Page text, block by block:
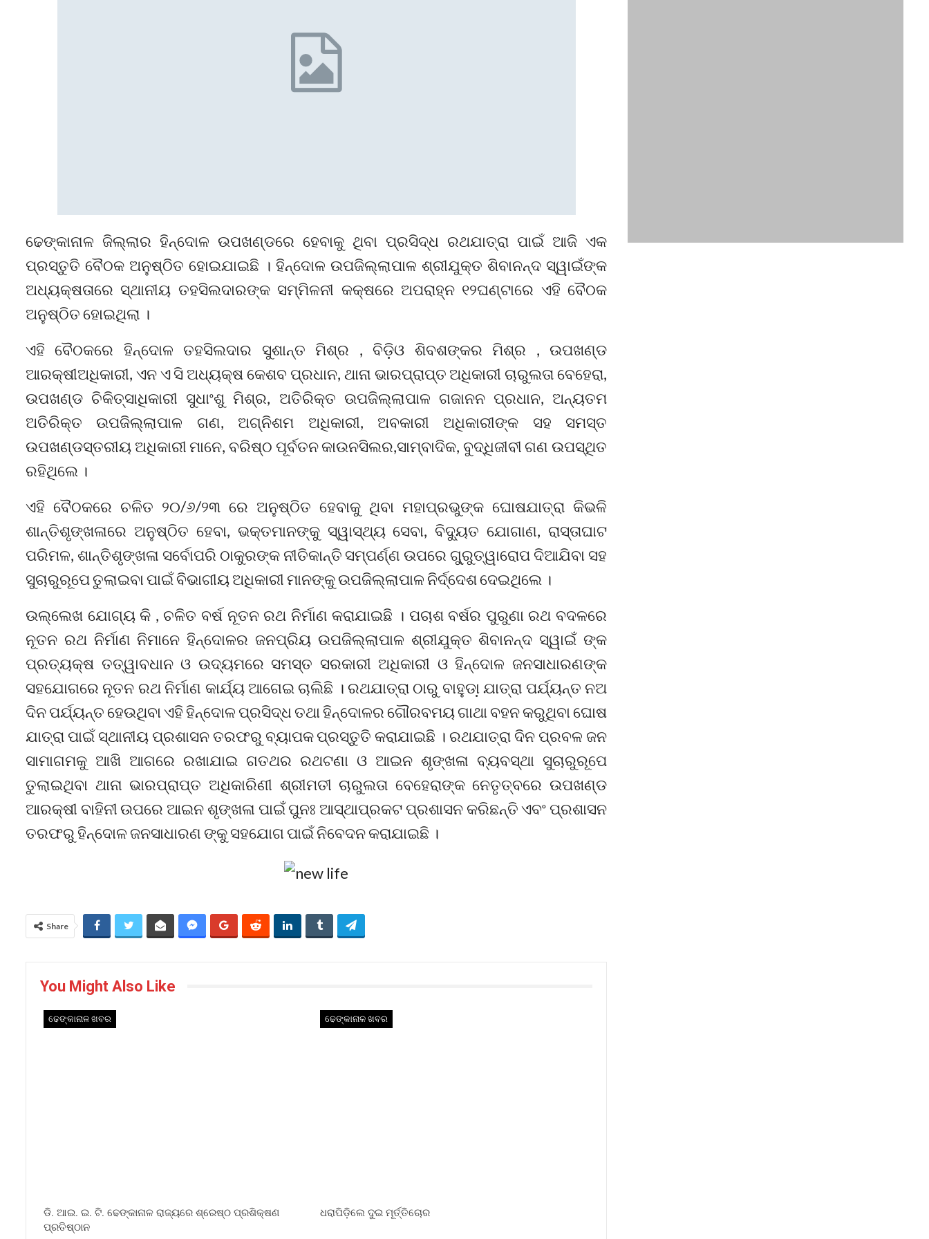
ଢେଙ୍କାନାଳ ଜିଲ୍ଲାର ହିନ୍ଦୋଳ ଉପଖଣ୍ଡରେ ହେବାକୁ ଥିବା ପ୍ରସିଦ୍ଧ ରଥଯାତ୍ରା ପାଇଁ ଆଜି ଏକ
ପ୍ରସ୍ତୁତି ବୈଠକ ଅନୁଷ୍ଠିତ ହୋଇଯାଇଛି । ହିନ୍ଦୋଳ ଉପଜିଲ୍ଲାପାଳ ଶ୍ରୀଯୁକ୍ତ ଶିବାନନ୍ଦ ସ୍ୱାଇଁଙ୍କ
ଅଧ୍ୟକ୍ଷତାରେ ସ୍ଥାନୀୟ ତହସିଲଦାରଙ୍କ ସମ୍ମିଳନୀ କକ୍ଷରେ ଅପରାହ୍ନ ୧୨ଘଣ୍ଟାରେ ଏହି ବୈଠକ
ଅନୁଷ୍ଠିତ ହୋଇଥିଲା ।
ଏହି ବୈଠକରେ ହିନ୍ଦୋଳ ତହସିଲଦାର ସୁଶାନ୍ତ ମିଶ୍ର , ବିଡ଼ିଓ ଶିବଶଙ୍କର ମିଶ୍ର , ଉପଖଣ୍ଡ
ଆରକ୍ଷୀଅଧିକାରୀ, ଏନ ଏ ସି ଅଧ୍ୟକ୍ଷ କେଶବ ପ୍ରଧାନ, ଥାନା ଭାରପ୍ରାପ୍ତ ଅଧିକାରୀ ଚାରୁଲତା ବେହେରା,
ଉପଖଣ୍ଡ ଚିକିତ୍ସାଧିକାରୀ ସୁଧାଂଶୁ ମିଶ୍ର, ଅତିରିକ୍ତ ଉପଜିଲ୍ଲାପାଳ ଗଜାନନ ପ୍ରଧାନ, ଅନ୍ୟତମ
ଅତିରିକ୍ତ ଉପଜିଲ୍ଲାପାଳ ଗଣ, ଅଗ୍ନିଶମ ଅଧିକାରୀ, ଅବକାରୀ ଅଧିକାରୀଙ୍କ ସହ ସମସ୍ତ
ଉପଖଣ୍ଡସ୍ତରୀୟ ଅଧିକାରୀ ମାନେ, ବରିଷ୍ଠ ପୂର୍ବତନ କାଉନସିଲର,ସାମ୍ବାଦିକ, ବୁଦ୍ଧିଜୀବୀ ଗଣ ଉପସ୍ଥିତ
ରହିଥିଲେ ।
ଏହି ବୈଠକରେ ଚଳିତ ୨୦/୬/୨୩ ରେ ଅନୁଷ୍ଠିତ ହେବାକୁ ଥିବା ମହାପ୍ରଭୁଙ୍କ ଘୋଷଯାତ୍ରା କିଭଳି
ଶାନ୍ତିଶୃଙ୍ଖଳାରେ ଅନୁଷ୍ଠିତ ହେବା, ଭକ୍ତମାନଙ୍କୁ ସ୍ୱାସ୍ଥ୍ୟ ସେବା, ବିଦ୍ୟୁତ ଯୋଗାଣ, ରାସ୍ତାଘାଟ
ପରିମଳ, ଶାନ୍ତିଶୃଙ୍ଖଳା ସର୍ବୋପରି ଠାକୁରଙ୍କ ନୀତିକାନ୍ତି ସମ୍ପର୍ଣ୍ଣ ଉପରେ ଗୁ୍ରୁତ୍ୱାରୋପ ଦିଆଯିବା ସହ
ସୁଚାରୁରୂପେ ତୁଲାଇବା ପାଇଁ ବିଭାଗୀୟ ଅଧିକାରୀ ମାନଙ୍କୁ ଉପଜିଲ୍ଲାପାଳ ନିର୍ଦ୍ଦେଶ ଦେଇଥିଲେ ।
ଉଲ୍ଲେଖ ଯୋଗ୍ୟ କି , ଚଳିତ ବର୍ଷ ନୂତନ ରଥ ନିର୍ମାଣ କରାଯାଇଛି । ପଚାଶ ବର୍ଷର ପୁରୁଣା ରଥ ବଦଳରେ
ନୂତନ ରଥ ନିର୍ମାଣ ନିମାନେ ହିନ୍ଦୋଳର ଜନପ୍ରିୟ ଉପଜିଲ୍ଲାପାଳ ଶ୍ରୀଯୁକ୍ତ ଶିବାନନ୍ଦ ସ୍ୱାଇଁ ଙ୍କ
ପ୍ରତ୍ୟକ୍ଷ ତତ୍ୱାବଧାନ ଓ ଉଦ୍ୟମରେ ସମସ୍ତ ସରକାରୀ ଅଧିକାରୀ ଓ ହିନ୍ଦୋଳ ଜନସାଧାରଣଙ୍କ
ସହଯୋଗରେ ନୂତନ ରଥ ନିର୍ମାଣ କାର୍ଯ୍ୟ ଆଗେଇ ଚାଲିଛି । ରଥଯାତ୍ରା ଠାରୁ ବାହୁଡା଼ ଯାତ୍ରା ପର୍ଯ୍ୟନ୍ତ ନଅ
ଦିନ ପର୍ଯ୍ୟନ୍ତ ହେଉଥିବା ଏହି ହିନ୍ଦୋଳ ପ୍ରସିଦ୍ଧ ତଥା ହିନ୍ଦୋଳର ଗୌରବମୟ ଗାଥା ବହନ କରୁଥିବା ଘୋଷ
ଯାତ୍ରା ପାଇଁ ସ୍ଥାନୀୟ ପ୍ରଶାସନ ତରଫରୁ ବ୍ୟାପକ ପ୍ରସ୍ତୁତି କରାଯାଇଛି । ରଥଯାତ୍ରା ଦିନ ପ୍ରବଳ ଜନ
ସାମାଗମକୁ ଆଖି ଆଗରେ ରଖାଯାଇ ଗତଥର ରଥଟଣା ଓ ଆଇନ ଶୃଙ୍ଖଳା ବ୍ୟବସ୍ଥା ସୁଚାରୁରୂପେ
ତୁଲାଇଥିବା ଥାନା ଭାରପ୍ରାପ୍ତ ଅଧିକାରିଣୀ ଶ୍ରୀମତୀ ଚାରୁଲତା ବେହେରାଙ୍କ ନେତୃତ୍ବରେ ଉପଖଣ୍ଡ
ଆରକ୍ଷୀ ବାହିନୀ ଉପରେ ଆଇନ ଶୃଙ୍ଖଳା ପାଇଁ ପୁନଃ ଆସ୍ଥାପ୍ରକଟ ପ୍ରଶାସନ କରିଛନ୍ତି ଏବଂ ପ୍ରଶାସନ
ତରଫରୁ ହିନ୍ଦୋଳ ଜନସାଧାରଣ ଙ୍କୁ ସହଯୋଗ ପାଇଁ ନିବେଦନ କରାଯାଇଛି ।
Share
You Might Also Like
ଢେଙ୍କାନାଳ ଖବର
ଡି. ଆଇ. ଇ. ଟି. ଢେଙ୍କାନାଳ ରାଜ୍ୟରେ ଶ୍ରେଷ୍ଠ ପ୍ରଶିକ୍ଷଣ
ପ୍ରତିଷ୍ଠାନ
ଢେଙ୍କାନାଳ ଖବର
ଧରାପିଡ଼ିଲେ ଦୁଇ ମୂର୍ତ୍ତିଚୋର